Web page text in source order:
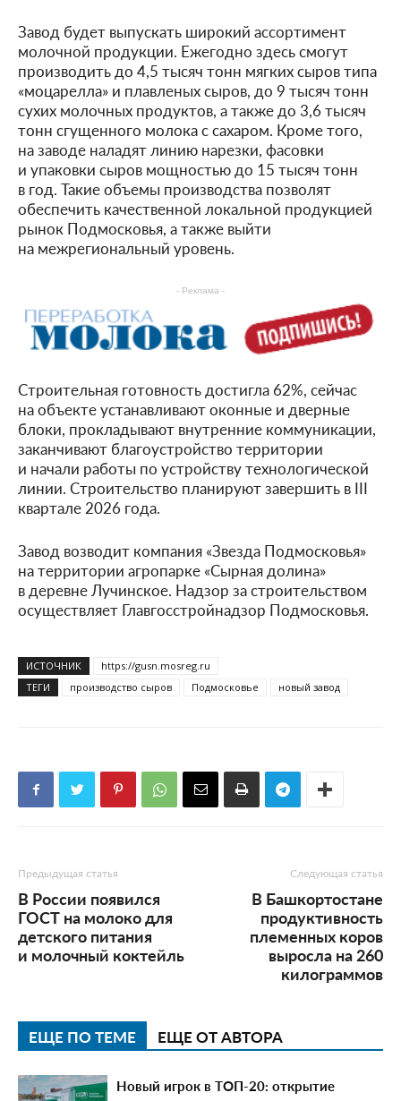
Завод будет выпускать широкий ассортимент
молочной продукции. Ежегодно здесь смогут
производить до 4,5 тысяч тонн мягких сыров типа
«моцарелла» и плавленых сыров, до 9 тысяч тонн
сухих молочных продуктов, а также до 3,6 тысяч
тонн сгущенного молока с сахаром. Кроме того,
на заводе наладят линию нарезки, фасовки
и упаковки сыров мощностью до 15 тысяч тонн
в год. Такие объемы производства позволят
обеспечить качественной локальной продукцией
рынок Подмосковья, а также выйти
на межрегиональный уровень.
- Реклама -
Строительная готовность достигла 62%, сейчас
на объекте устанавливают оконные и дверные
блоки, прокладывают внутренние коммуникации,
заканчивают благоустройство территории
и начали работы по устройству технологической
линии. Строительство планируют завершить в III
квартале 2026 года.
Завод возводит компания «Звезда Подмосковья»
на территории агропарке «Сырная долина»
в деревне Лучинское. Надзор за строительством
осуществляет Главгосстройнадзор Подмосковья.
ИСТОЧНИК
https://gusn.mosreg.ru
ТЕГИ
производство сыров Подмосковье новый завод
Предыдущая статья
В России появился
ГОСТ на молоко для
детского питания
и молочный коктейль
Следующая статья
В Башкортостане
продуктивность
племенных коров
выросла на 260
килограммов
ЕЩЕ ПО ТЕМЕ ЕЩЕ ОТ АВТОРА
Новый игрок в ТОП-20: открытие